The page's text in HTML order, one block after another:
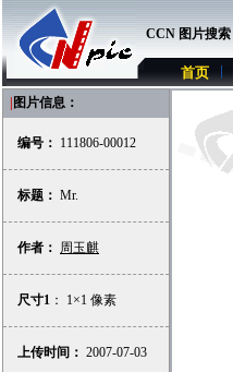
CCN 图片搜索
首页
图片信息：
编号： 111806-00012
标题： Mr.
作者： 周玉麒
尺寸1 ： 1×1 像素
上传时间： 2007-07-03